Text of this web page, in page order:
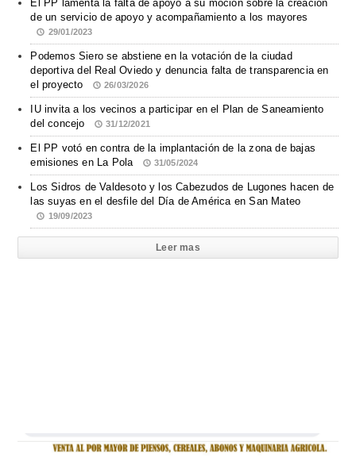
El PP lamenta la falta de apoyo a su moción sobre la creación
de un servicio de apoyo y acompañamiento a los mayores
29/01/2023
Podemos Siero se abstiene en la votación de la ciudad
deportiva del Real Oviedo y denuncia falta de transparencia en
el proyecto
26/03/2026
IU invita a los vecinos a participar en el Plan de Saneamiento
del concejo
31/12/2021
El PP votó en contra de la implantación de la zona de bajas
emisiones en La Pola
31/05/2024
Los Sidros de Valdesoto y los Cabezudos de Lugones hacen de
las suyas en el desfile del Día de América en San Mateo
19/09/2023
Leer mas